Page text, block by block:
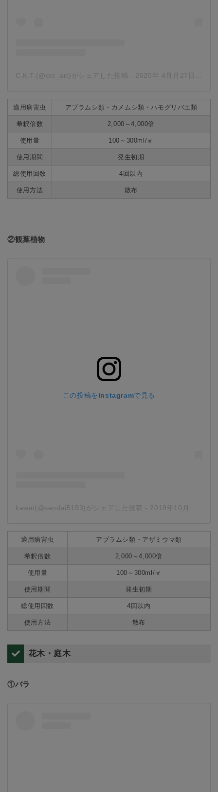
C.K.T.(@ckt_art)がシェアした投稿 - 2020年 4月月27日午前7時08分PDT
適用病害虫 アブラムシ類・カメムシ類・ハモグリバエ類
希釈倍数 2,000～4,000倍
使用量 100～300ml/㎡
使用期間 発生初期
総使用回数 4回以内
使用方法 散布
②観葉植物
この投稿をInstagramで見る
kawai(@sendai5193)がシェアした投稿 - 2019年10月月30日午前8時01分PDT
適用病害虫 アブラムシ類・アザミウマ類
希釈倍数 2,000～4,000倍
使用量 100～300ml/㎡
使用期間 発生初期
総使用回数 4回以内
使用方法 散布
花木・庭木
①バラ